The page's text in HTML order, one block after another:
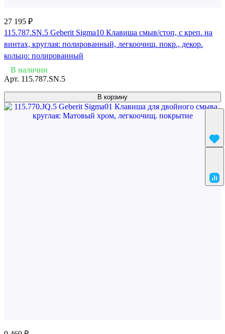
27 195 ₽
115.787.SN.5 Geberit Sigma10 Клавиша смыв/стоп, с креп. на
винтах, круглая: полированный, легкоочищ. покр., декор.
кольцо: полированный
В наличии
Арт. 115.787.SN.5
В корзину